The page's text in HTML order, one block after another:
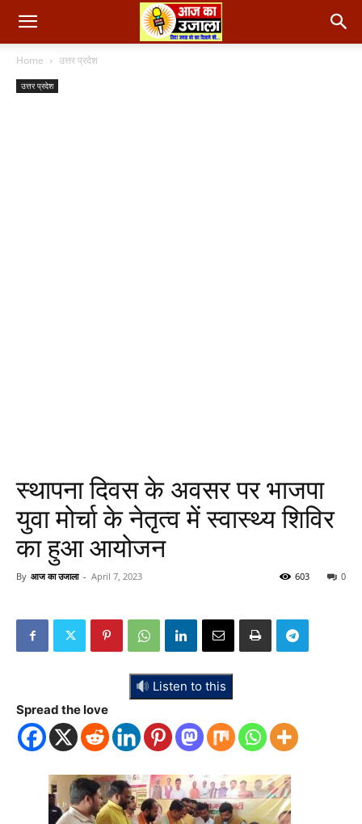
Home उत्तर प्रदेश
उत्तर प्रदेश
स्थापना दिवस के अवसर पर भाजपा
युवा मोर्चा के नेतृत्व में स्वास्थ्य शिविर
का हुआ आयोजन
By आज का उजाला - April 7, 2023 0
603
Listen to this
Spread the love